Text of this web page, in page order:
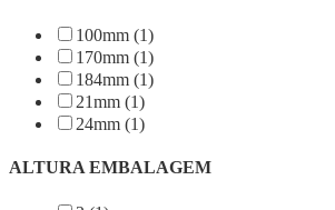
100mm (1)
170mm (1)
184mm (1)
21mm (1)
24mm (1)
ALTURA EMBALAGEM